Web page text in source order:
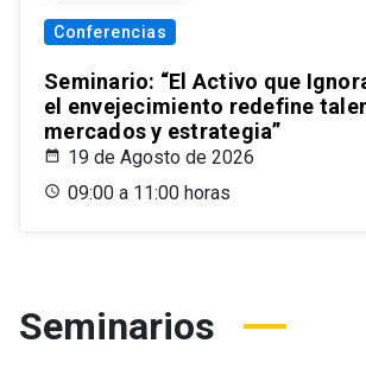
Conferencias
Seminario: “El Activo que
el envejecimiento redefine
mercados y estrategia”
19 de Agosto de 2026
09:00 a 11:00 horas
Seminarios